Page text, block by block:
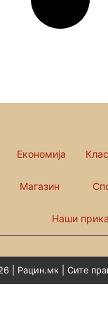
Економија
Магазин
Наши
| Рацин.мк | Сите